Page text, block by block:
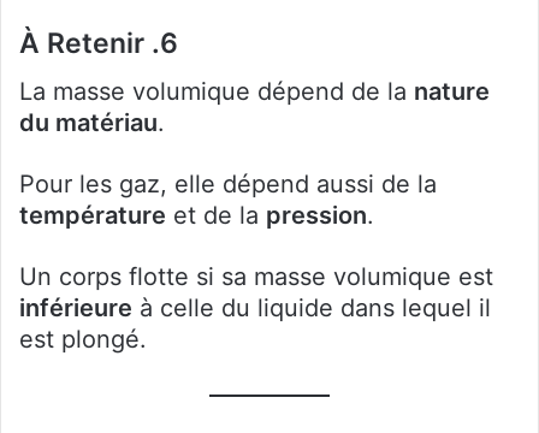
6. À Retenir
La masse volumique dépend de la nature
du matériau.
Pour les gaz, elle dépend aussi de la
température et de la pression.
Un corps flotte si sa masse volumique est
inférieure à celle du liquide dans lequel il
est plongé.